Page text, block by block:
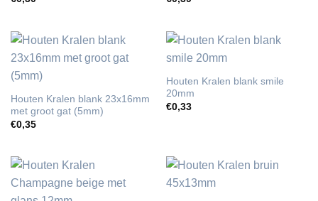
Houten Kralen blank 23x16mm
met groot gat (5mm)
€0,35
Houten Kralen blank smile
20mm
€0,33